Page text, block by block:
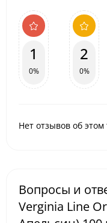
1
0%
2
0%
Нет отзывов об этом
Вопросы и
Verginia Line